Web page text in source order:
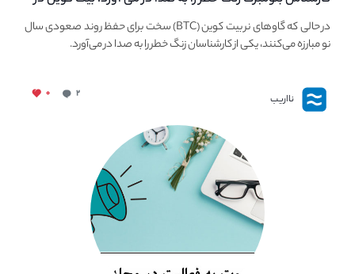
معرض خطر سقوط بزرگ است - دلیل آن چیست؟در حالی که گاوهای نر بیت کوین (BTC) سخت برای حفظ روند صعودی سال
نو مبارزه می‌کنند، یکی از کارشناسان زنگ خطر را به صدا در می‌آورد.
نااریب ۲ ۰